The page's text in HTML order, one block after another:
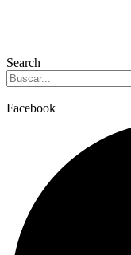
Search
Facebook